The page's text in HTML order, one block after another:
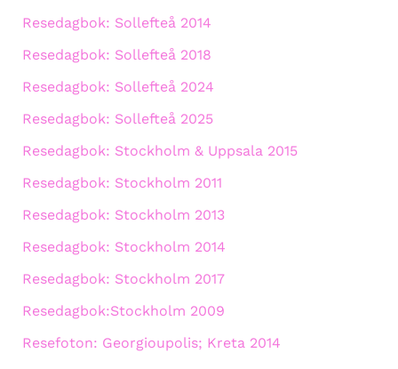
Resedagbok: Sollefteå 2014
Resedagbok: Sollefteå 2018
Resedagbok: Sollefteå 2024
Resedagbok: Sollefteå 2025
Resedagbok: Stockholm & Uppsala 2015
Resedagbok: Stockholm 2011
Resedagbok: Stockholm 2013
Resedagbok: Stockholm 2014
Resedagbok: Stockholm 2017
Resedagbok:Stockholm 2009
Resefoton: Georgioupolis; Kreta 2014